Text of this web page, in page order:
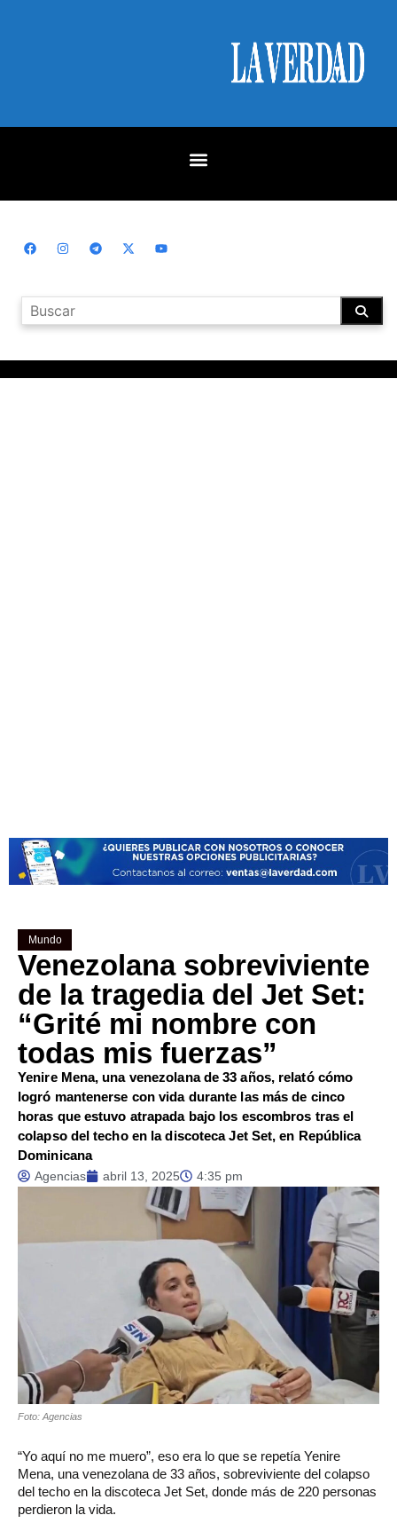
Mundo
Venezolana sobreviviente
de la tragedia del Jet Set:
“Grité mi nombre con
todas mis fuerzas”
Yenire Mena, una venezolana de 33 años, relató cómo
logró mantenerse con vida durante las más de cinco
horas que estuvo atrapada bajo los escombros tras el
colapso del techo en la discoteca Jet Set, en República
Dominicana
Agencias abril 13, 2025 4:35 pm
Foto: Agencias
“Yo aquí no me muero”, eso era lo que se repetía Yenire
Mena, una venezolana de 33 años, sobreviviente del colapso
del techo en la discoteca Jet Set, donde más de 220 personas
perdieron la vida.